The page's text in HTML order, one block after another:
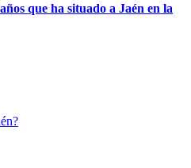
que ha situado a Jaén en la